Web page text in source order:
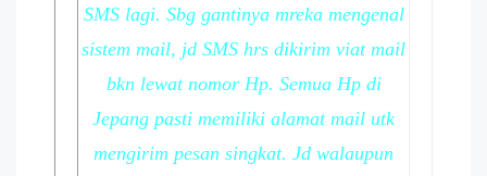
SMS lagi. Sbg gantinya mreka mengenal
sistem mail, jd SMS hrs dikirim viat mail
bkn lewat nomor Hp. Semua Hp di
Jepang pasti memiliki alamat mail utk
mengirim pesan singkat. Jd walaupun